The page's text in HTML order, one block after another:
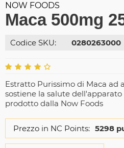
NOW FOODS
Maca 500mg
Codice SKU: 0280263000
Estratto Purissimo di Maca ad
sostiene la salute
prodotto dalla Now Foods
Prezzo in NC Points: 5298